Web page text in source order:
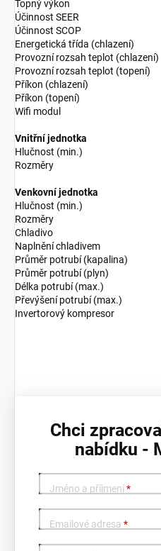
Topný výkon
Účinnost SEER
Účinnost SCOP
Energetická třída (chlazení)
Provozní rozsah teplot (chlazení)
Provozní rozsah teplot (topení)
Příkon (chlazení)
Příkon (topení)
Wifi modul
Vnitřní jednotka
Hlučnost (min.)
Rozměry
Venkovní jednotka
Hlučnost (min.)
Rozměry
Chladivo
Naplnění chladivem
Průměr potrubí (kapalina)
Průměr potrubí (plyn)
Délka potrubí (max.)
Převýšení potrubí (max.)
Invertorový kompresor
Chci
nabídku -
Jméno a příjmení*
Emailové adresa *